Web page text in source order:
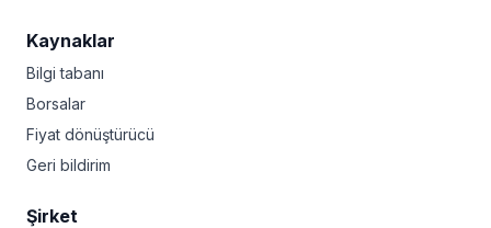
Kaynaklar
Bilgi tabanı
Borsalar
Fiyat dönüştürücü
Geri bildirim
Şirket